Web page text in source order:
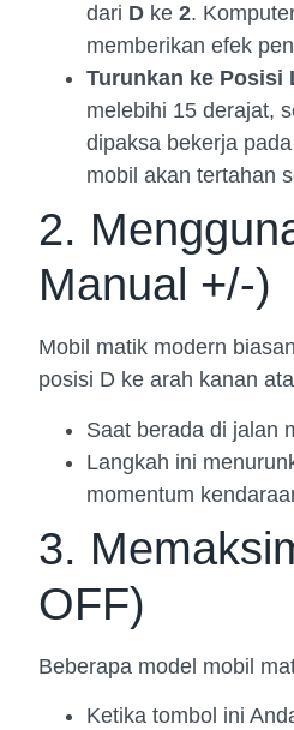
dari D ke 2.
memberikan efek
Turunkan ke Posisi
melebihi 15 derajat,
dipaksa bekerja
mobil akan tertahan
2.
Manual +/-)
Mobil matik modern
posisi D ke arah kanan
Saat berada di jalan
Langkah ini
momentum
3.
OFF)
Beberapa model mobil
Ketika tombol ini